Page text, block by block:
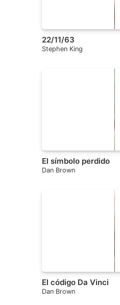
22/11/63
Stephen King
El símbolo perdido
Dan Brown
El código Da Vinci
Dan Brown